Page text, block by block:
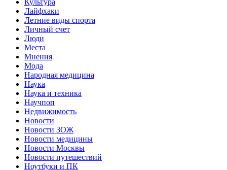
Культура
Лайфхаки
Летние виды спорта
Личный счет
Люди
Места
Мнения
Мода
Народная медицина
Наука
Наука и техника
Научпоп
Недвижимость
Новости
Новости ЗОЖ
Новости медицины
Новости Москвы
Новости путешествий
Ноутбуки и ПК